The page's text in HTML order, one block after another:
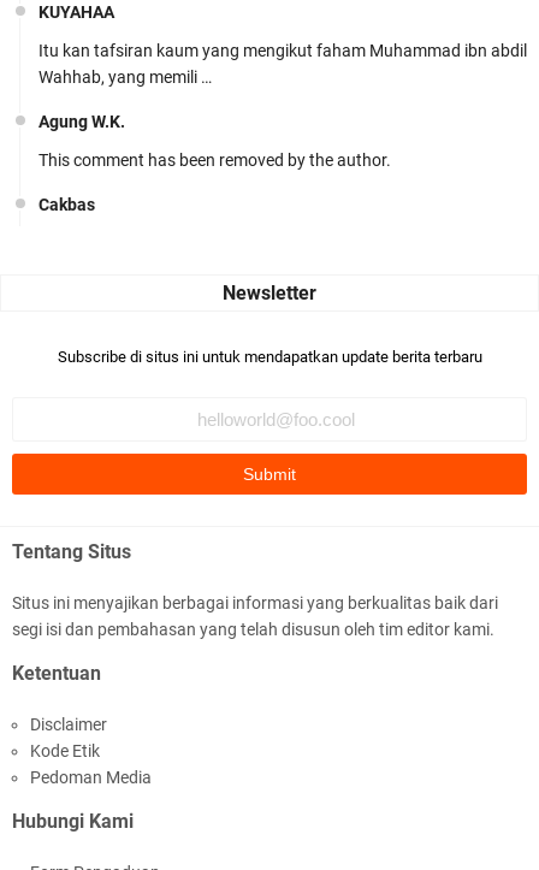
KUYAHAA
Itu kan tafsiran kaum yang mengikut faham Muhammad ibn abdil
Wahhab, yang memili …
Agung W.K.
This comment has been removed by the author.
Cakbas
Bismillaah semoga pembuat artikel Alloh berikan pemahaman yg
Ada sejumlah pertanyaan kepada Anda dan jawablah dengan
mengikuti ust. K …
Anonymous
Anonymous
Subscribe di situs ini untuk mendapatkan update berita terbaru
Tentang Situs
Situs ini menyajikan berbagai informasi yang berkualitas baik dari
segi isi dan pembahasan yang telah disusun oleh tim editor kami.
Ketentuan
Disclaimer
Kode Etik
Pedoman Media
Hubungi Kami